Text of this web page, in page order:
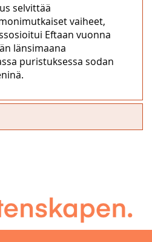
selvittää
vaiheet,
Eftaan vuonna
länsimaana
puristuksessa sodan